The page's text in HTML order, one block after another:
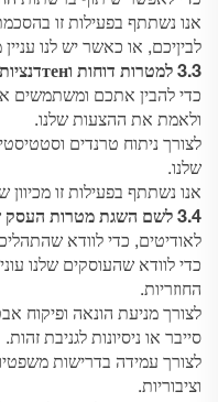
אנו נשתתף בפעילות זו
לביןיכם, או כאשר יש לנו
3.3 למטרות דוחות וтенדנציות
כדי להבין אתכם ומשתמשים
ולאמת את ההצעות שלנו.
לצורך ניתוח טרנדים
שלנו.
אנו נשתתף בפעילות זו מכיוון
3.4 לשם השגת מטרות העסק שלנו
לאודיטים, כדי לוודא
כדי לוודא שהעוסקים שלנו
החוזריות.
לצורך מניעת הונאה ופיקוח
סייבר או ניסיונות לגניבת זהות.
לצורך עמידה בדרישות
וציבוריות.